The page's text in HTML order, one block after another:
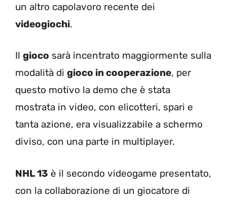
un altro capolavoro recente dei
videogiochi.
Il gioco sarà incentrato maggiormente sulla
modalità di gioco in cooperazione, per
questo motivo la demo che è stata
mostrata in video, con elicotteri, spari e
tanta azione, era visualizzabile a schermo
diviso, con una parte in multiplayer.
NHL 13 è il secondo videogame presentato,
con la collaborazione di un giocatore di